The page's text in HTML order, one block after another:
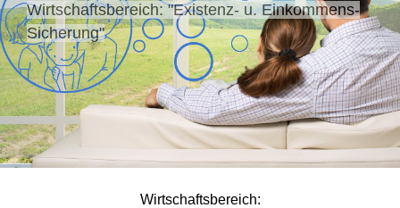
Wirtschaftsbereich: "Existenz- u. Einkommens-
Sicherung"
Wirtschaftsbereich: